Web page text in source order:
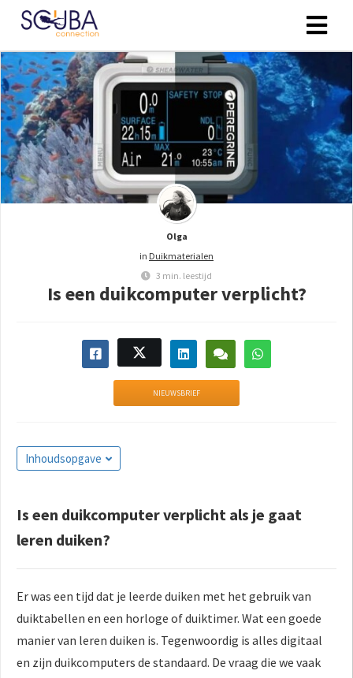
Olga
in Duikmaterialen
3 min. leestijd
Is een duikcomputer verplicht?
NIEUWSBRIEF
Inhoudsopgave
Is een duikcomputer verplicht als je gaat
leren duiken?
Er was een tijd dat je leerde duiken met het gebruik van
duiktabellen en een horloge of duiktimer. Wat een goede
manier van leren duiken is. Tegenwoordig is alles digitaal
en zijn duikcomputers de standaard. De vraag die we vaak